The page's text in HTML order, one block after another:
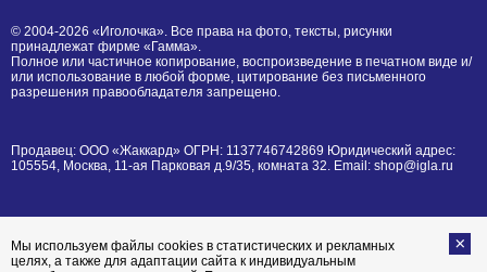
© 2004-2026 «Иголочка». Все права на фото, тексты, рисунки
принадлежат фирме «Гамма».
Полное или частичное копирование, воспроизведение в печатном виде и/
или использование в любой форме, цитирование без письменного
разрешения правообладателя запрещено.
Продавец: ООО «Жаккард» ОГРН: 1137746742869 Юридический адрес:
105554, Москва, 11-ая Парковая д.9/35, комната 32. Email: shop@igla.ru
Мы используем файлы cookies в статистических и рекламных
целях, а также для адаптации сайта к индивидуальным